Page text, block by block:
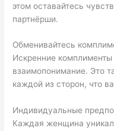
этом оставайтесь
партнёрши.
Обменивайтесь
Искренние комплименты
взаимопонимание. Это
каждой из сторон, что
Индивидуальные
Каждая женщина